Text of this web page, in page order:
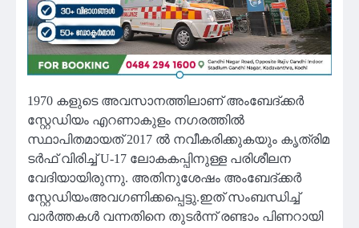
1970 കളുടെ അവസാനത്തിലാണ് അംബേദ്ക്കർ
സ്റ്റേഡിയം എറണാകുളം നഗരത്തിൽ
സ്ഥാപിതമായത് 2017 ൽ നവീകരിക്കുകയും കൃത്രിമ
ടർഫ് വിരിച്ച് U-17 ലോകകപ്പിനുള്ള പരിശീലന
വേദിയായിരുന്നു. അതിനുശേഷം അംബേദ്ക്കർ
സ്റ്റേഡിയംഅവഗണിക്കപ്പെട്ടു.ഇത് സംബന്ധിച്ച്
വാർത്തകൾ വന്നതിനെ തുടർന്ന് രണ്ടാം പിണറായി